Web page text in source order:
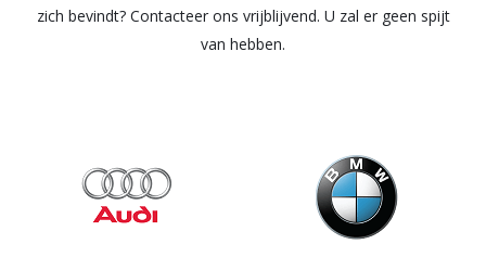
zich bevindt? Contacteer ons vrijblijvend. U zal er geen spijt
van hebben.